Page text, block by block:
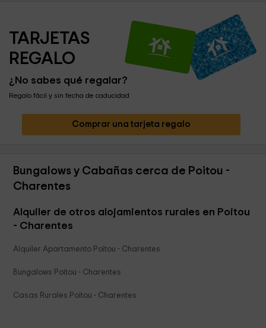
TARJETAS
REGALO
¿No sabes qué regalar?
Regalo fácil y sin fecha de caducidad
Comprar una tarjeta regalo
Bungalows y Cabañas cerca de Poitou -
Charentes
Alquiler de otros alojamientos rurales en Poitou
- Charentes
Alquiler Apartamento Poitou - Charentes
Bungalows Poitou - Charentes
Casas Rurales Poitou - Charentes